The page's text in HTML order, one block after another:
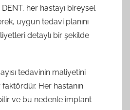
her hastayı bireysel
uygun tedavi planını
detaylı bir şekilde
tedavinin maliyetini
Her hastanın
ve bu nedenle implant